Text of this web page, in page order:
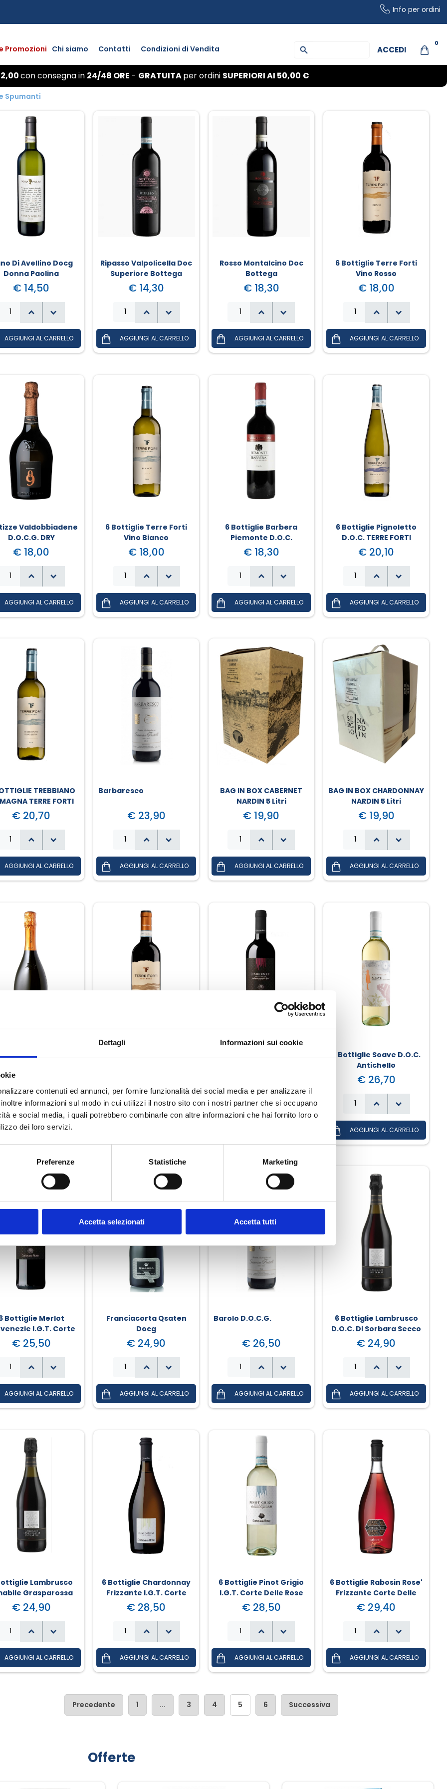
Dettagli Informazioni sui cookie
contenuti ed annunci, per fornire funzionalità dei social media e per analizzare il
informazioni sul modo in cui utilizzi il nostro sito con i nostri partner che si occupano
e social media, i quali potrebbero combinarle con altre informazioni che hai fornito loro o
dei loro servizi.
Preferenze Statistiche Marketing
Accetta selezionati Accetta tutti
Info per ordini
Promozioni Chi siamo Contatti Condizioni di Vendita
0
ACCEDI
conconsegnain 24/48 ORE - GRATUITAper ordini SUPERIORI AI 50,00 €
Spumanti
Di Avellino Docg
Donna Paolina
€ 14,50
Ripasso Valpolicella Doc
Superiore Bottega
€ 14,30
Rosso Montalcino Doc
Bottega
€ 18,30
6 Bottiglie Terre Forti
Vino Rosso
€ 18,00
Valdobbiadene
D.O.C.G. DRY
€ 18,00
6 Bottiglie Terre Forti
Vino Bianco
€ 18,00
6 Bottiglie Barbera
Piemonte D.O.C.
Laronchi
€ 18,30
6 Bottiglie Pignoletto
D.O.C. TERRE FORTI
€ 20,10
TREBBIANO
TERRE FORTI
€ 20,70
Barbaresco
€ 23,90
BAG IN BOX CABERNET
NARDIN 5 Litri
€ 19,90
BAG IN BOX CHARDONNAY
NARDIN 5 Litri
€ 19,90
Brut Docg
€ 20,90
Forti
6 Bottiglie Soave D.O.C.
Antichello
€ 26,70
Bottiglie Merlot
I.G.T. Corte
Delle Rose
€ 25,50
Franciacorta Qsaten
Docg
€ 24,90
Barolo D.O.C.G.
€ 26,50
6 Bottiglie Lambrusco
D.O.C. Di Sorbara Secco
€ 24,90
Lambrusco
Grasparossa
D.O.C.
€ 24,90
6 Bottiglie Chardonnay
Frizzante I.G.T. Corte
Delle Rose
€ 28,50
6 Bottiglie Pinot Grigio
I.G.T. Corte Delle Rose
€ 28,50
6 Bottiglie Rabosin Rose'
Frizzante Corte Delle
Rose
€ 29,40
Precedente 1 ... 3 4 5 6 Successiva
Offerte